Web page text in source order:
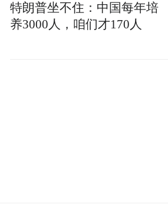
特朗普坐不住：中国每年培
养3000人，咱们才170人